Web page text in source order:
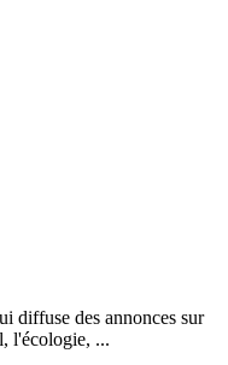
diffuse des annonces sur
l'écologie, ...